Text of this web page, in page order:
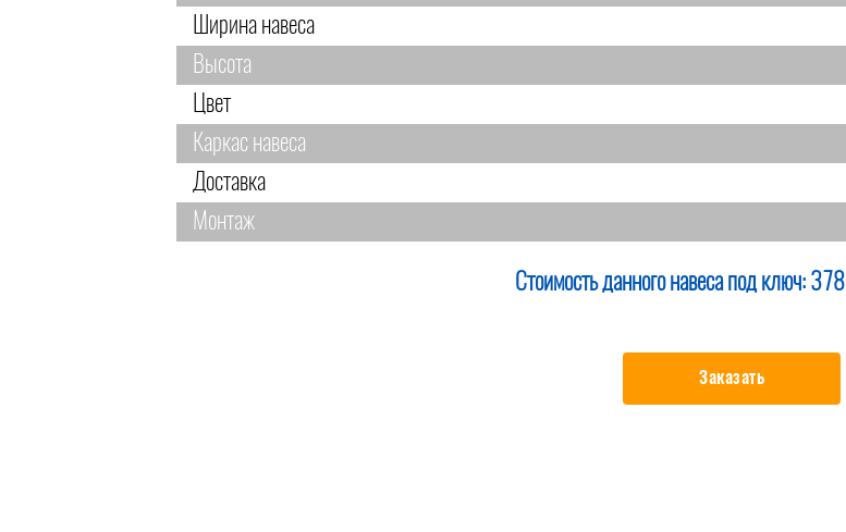
Ширина навеса
Высота
Цвет
Каркас навеса
Доставка
Монтаж
Стоимость данного навеса под ключ:
Заказать